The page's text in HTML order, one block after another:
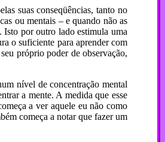
suas conseqüências, tanto no
ou mentais – e quando não as
Isto por outro lado estimula uma
o suficiente para aprender com
próprio poder de observação,
nível de concentração mental
a mente. A medida que esse
a ver aquele eu não como
começa a notar que fazer um